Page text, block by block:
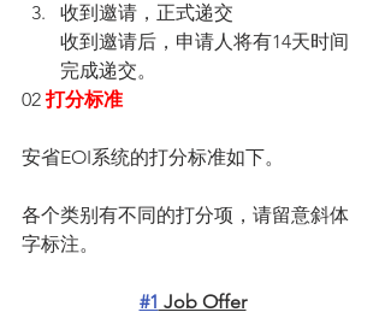
收到邀请，正式递交
收到邀请后，申请人将有14天时间
完成递交。
02 打分标准
安省EOI系统的打分标准如下。
各个类别有不同的打分项，请留意斜体
字标注。
#1 Job Offer